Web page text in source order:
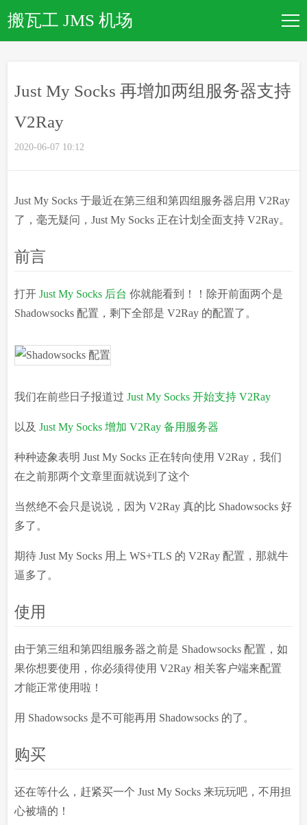
搬瓦工 JMS 机场
优惠码大全
关于本站
Just My Socks 再增加两组服务器支持
V2Ray
2020-06-07 10:12
Just My Socks 于最近在第三组和第四组服务器启用 V2Ray
了，毫无疑问，Just My Socks 正在计划全面支持 V2Ray。
前言
打开Just My Socks 后台 你就能看到！！除开前面两个是
Shadowsocks 配置，剩下全部是 V2Ray 的配置了。
我们在前些日子报道过Just My Socks 开始支持 V2Ray
以及Just My Socks 增加 V2Ray 备用服务器
种种迹象表明 Just My Socks 正在转向使用 V2Ray，我们
在之前那两个文章里面就说到了这个
当然绝不会只是说说，因为 V2Ray 真的比 Shadowsocks 好
多了。
期待 Just My Socks 用上 WS+TLS 的 V2Ray 配置，那就牛
逼多了。
使用
由于第三组和第四组服务器之前是 Shadowsocks 配置，如
果你想要使用，你必须得使用 V2Ray 相关客户端来配置
才能正常使用啦！
用 Shadowsocks 是不可能再用 Shadowsocks 的了。
购买
还在等什么，赶紧买一个 Just My Socks 来玩玩吧，不用担
心被墙的！